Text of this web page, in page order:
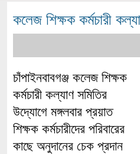
কলেজ শিক্ষক কর্মচারী
চাঁপাইনবাবগঞ্জ কলেজ শিক্ষক
কর্মচারী কল্যাণ সমিতির
উদ্যোগে মঙ্গলবার প্রয়াত
শিক্ষক কর্মচারীদের পরিবারের
কাছে অনুদানের চেক প্রদান